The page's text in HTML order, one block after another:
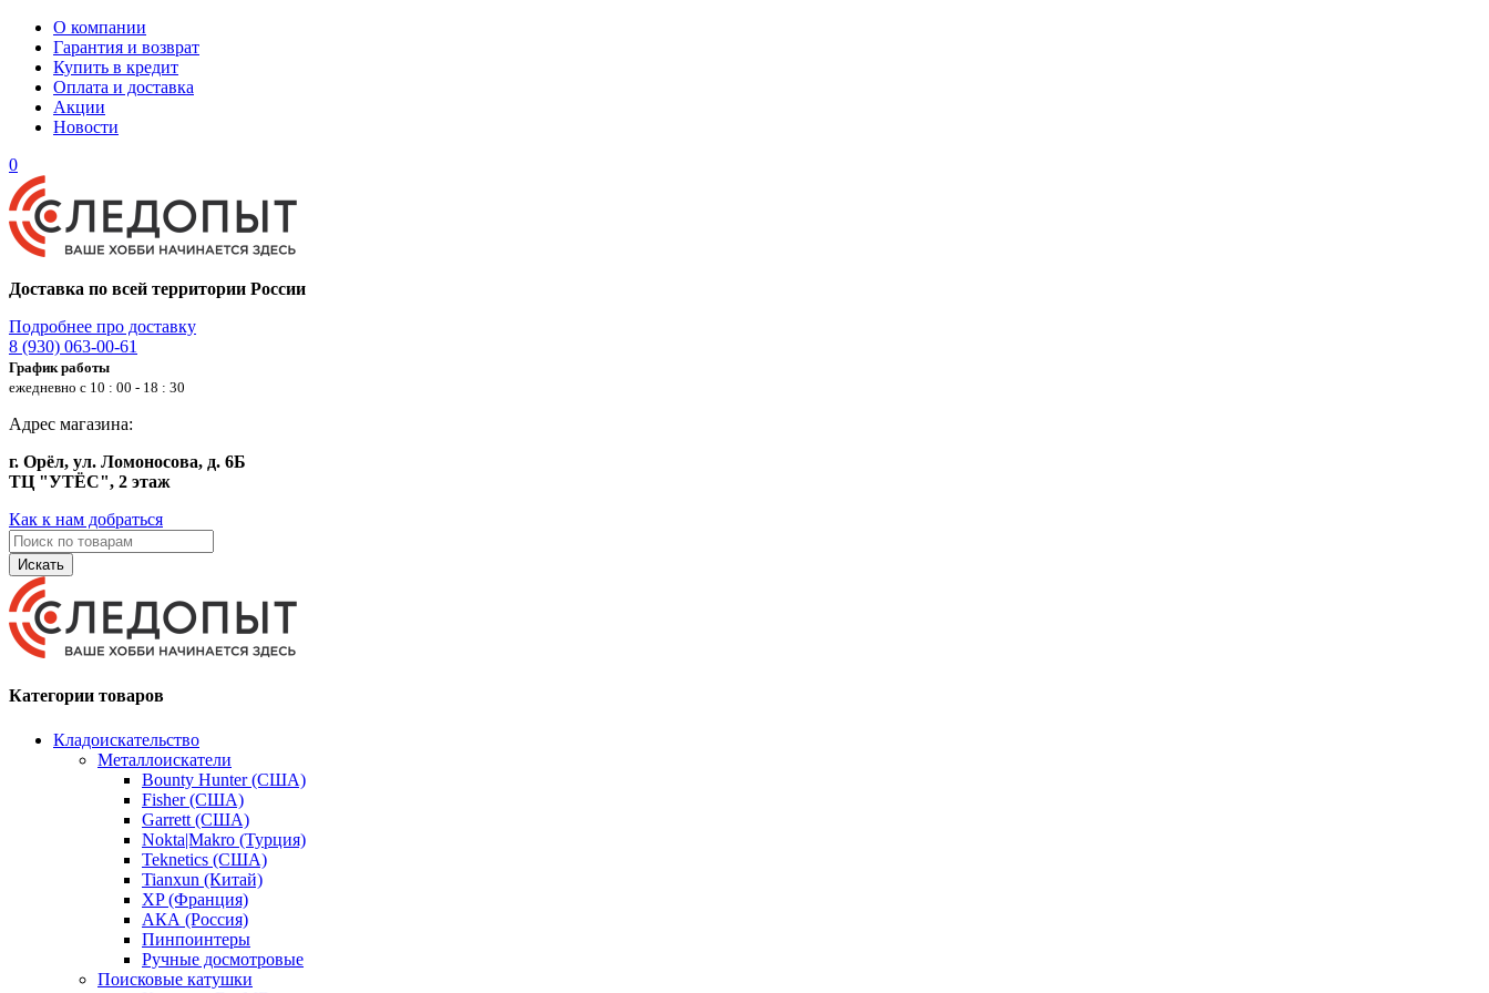
О компании
Гарантия и возврат
Купить в кредит
Оплата и доставка
Акции
Новости
0
Доставка по всей территории России
Подробнее про доставку
8 (930) 063-00-61
График работы
ежедневно с 10 : 00 - 18 : 30
Адрес магазина:
г. Орёл, ул. Ломоносова, д. 6Б
ТЦ "УТЁС", 2 этаж
Как к нам добраться
Искать
Категории товаров
Кладоискательство
Металлоискатели
Bounty Hunter (США)
Fisher (США)
Garrett (США)
Nokta|Makro (Турция)
Teknetics (США)
Tianxun (Китай)
XP (Франция)
АКА (Россия)
Пинпоинтеры
Ручные досмотровые
Поисковые катушки